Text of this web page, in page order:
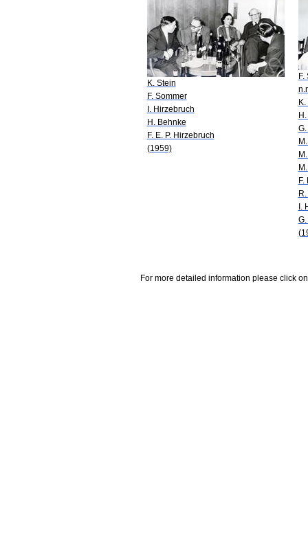
K. Stein
F. Sommer
I. Hirzebruch
H. Behnke
F. E. P. Hirzebruch
(1959)
F.
F.
I.
For more detailed information please click